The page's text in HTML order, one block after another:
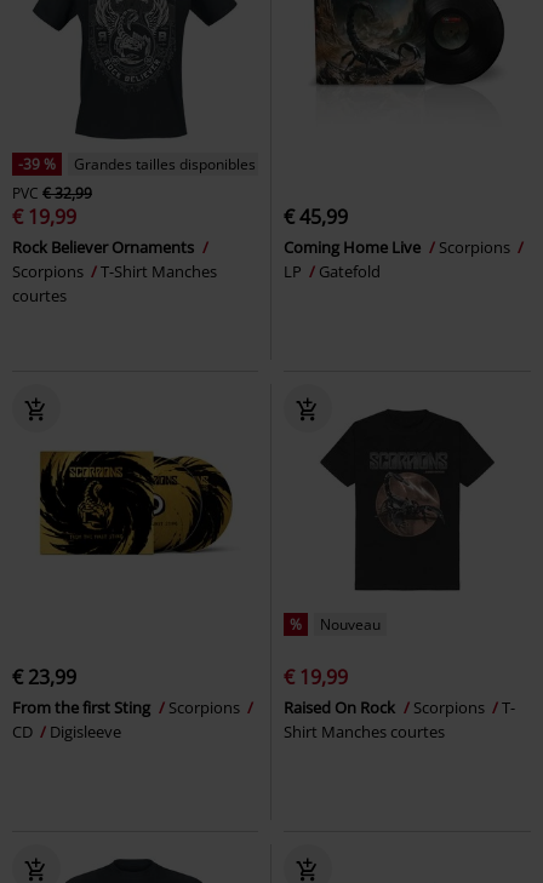
-39 %
Grandes tailles disponibles
PVC € 32,99
€ 19,99
Rock Believer Ornaments
Scorpions
T-Shirt Manches
courtes
€ 45,99
Coming Home Live
Scorpions
LP
Gatefold
€ 23,99
From the first Sting
Scorpions
CD
Digisleeve
% Nouveau
€ 19,99
Raised On Rock Scorpions
T-
Shirt Manches courtes